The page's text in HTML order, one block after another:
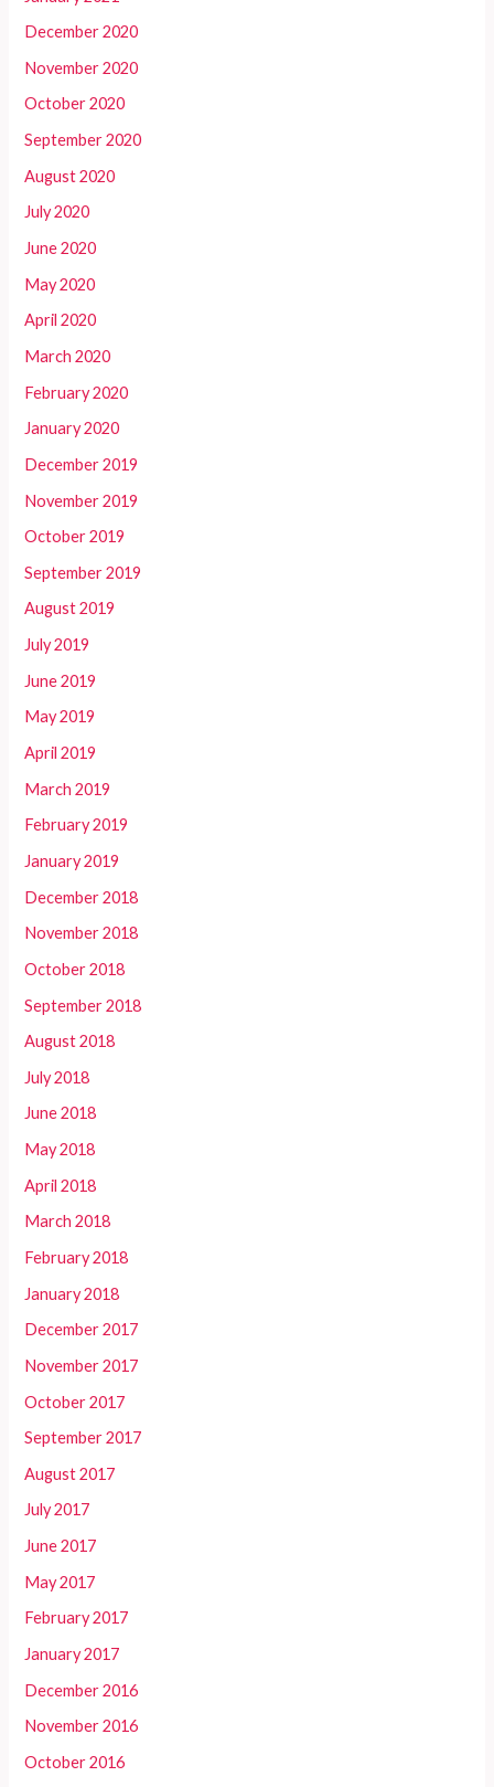
December 2020
November 2020
October 2020
September 2020
August 2020
July 2020
June 2020
May 2020
April 2020
March 2020
February 2020
January 2020
December 2019
November 2019
October 2019
September 2019
August 2019
July 2019
June 2019
May 2019
April 2019
March 2019
February 2019
January 2019
December 2018
November 2018
October 2018
September 2018
August 2018
July 2018
June 2018
May 2018
April 2018
March 2018
February 2018
January 2018
December 2017
November 2017
October 2017
September 2017
August 2017
July 2017
June 2017
May 2017
February 2017
January 2017
December 2016
November 2016
October 2016